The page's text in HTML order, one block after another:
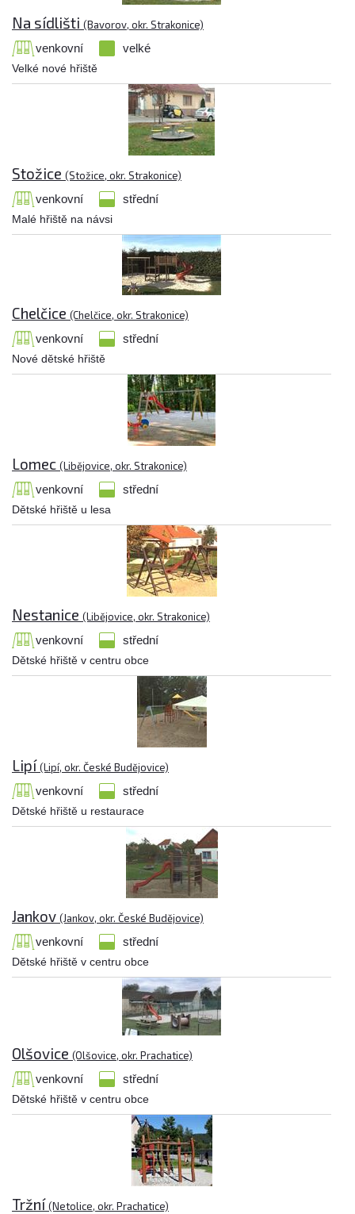
Na sídlišti (Bavorov, okr. Strakonice)
venkovní velké
Velké nové hřiště
Stožice (Stožice, okr. Strakonice)
venkovní střední
Malé hřiště na návsi
Chelčice (Chelčice, okr. Strakonice)
venkovní střední
Nové dětské hřiště
Lomec (Libějovice, okr. Strakonice)
venkovní střední
Dětské hřiště u lesa
Nestanice (Libějovice, okr. Strakonice)
venkovní střední
Dětské hřiště v centru obce
Lipí(Lipí, okr. České Budějovice)
venkovní střední
Dětské hřiště u restaurace
Jankov (Jankov, okr. České Budějovice)
venkovní střední
Dětské hřiště v centru obce
Olšovice (Olšovice, okr. Prachatice)
venkovní střední
Dětské hřiště v centru obce
Tržní(Netolice, okr. Prachatice)